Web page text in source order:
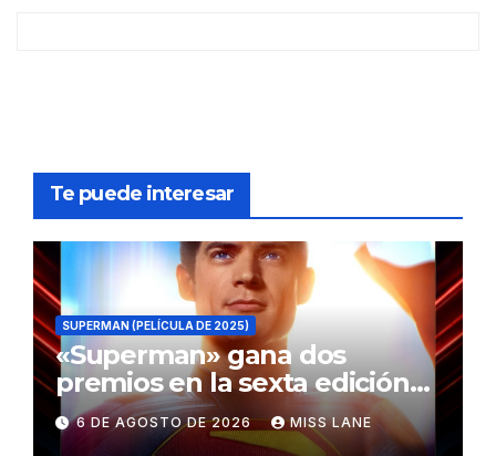
Te puede interesar
SUPERMAN (PELÍCULA DE 2025)
«Superman» gana dos
premios en la sexta edición
de los Critics Choice Super
Awards
6 DE AGOSTO DE 2026 MISS LANE